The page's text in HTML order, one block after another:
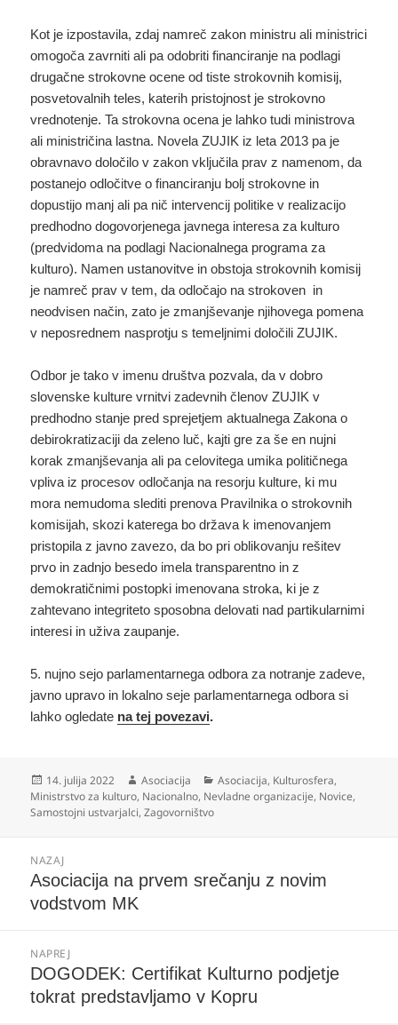
Kot je izpostavila, zdaj namreč zakon ministru ali ministrici
omogoča zavrniti ali pa odobriti financiranje na podlagi
drugačne strokovne ocene od tiste strokovnih komisij,
posvetovalnih teles, katerih pristojnost je strokovno
vrednotenje. Ta strokovna ocena je lahko tudi ministrova
ali ministričina lastna. Novela ZUJIK iz leta 2013 pa je
obravnavo določilo v zakon vključila prav z namenom, da
postanejo odločitve o financiranju bolj strokovne in
dopustijo manj ali pa nič intervencij politike v realizacijo
predhodno dogovorjenega javnega interesa za kulturo
(predvidoma na podlagi Nacionalnega programa za
kulturo). Namen ustanovitve in obstoja strokovnih komisij
je namreč prav v tem, da odločajo na strokoven in
neodvisen način, zato je zmanjševanje njihovega pomena
v neposrednem nasprotju s temeljnimi določili ZUJIK.
Odbor je tako v imenu društva pozvala, da v dobro
slovenske kulture vrnitvi zadevnih členov ZUJIK v
predhodno stanje pred sprejetjem aktualnega Zakona o
debirokratizaciji da zeleno luč, kajti gre za še en nujni
korak zmanjševanja ali pa celovitega umika političnega
vpliva iz procesov odločanja na resorju kulture, ki mu
mora nemudoma slediti prenova Pravilnika o strokovnih
komisijah, skozi katerega bo država k imenovanjem
pristopila z javno zavezo, da bo pri oblikovanju rešitev
prvo in zadnjo besedo imela transparentno in z
demokratičnimi postopki imenovana stroka, ki je z
zahtevano integriteto sposobna delovati nad partikularnimi
interesi in uživa zaupanje.
5. nujno sejo parlamentarnega odbora za notranje zadeve,
javno upravo in lokalno seje parlamentarnega odbora si
lahko ogledate na tej povezavi.
Objavljeno
dne
14. julija 2022 Avtor
Asociacija Kategorije
Asociacija, Kulturosfera,
Ministrstvo za kulturo, Nacionalno, Nevladne organizacije, Novice,
Samostojni ustvarjalci,Zagovorništvo
prispevka
NAZAJ
Prejšnji
prispevek:
Asociacija na prvem srečanju z novim
vodstvom MK
NAPREJ
Naslednji
prispevek:
DOGODEK: Certifikat Kulturno podjetje
tokrat predstavljamo v Kopru